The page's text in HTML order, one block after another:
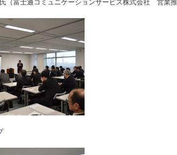
富士通コミュニケーションサービス株式会社 営業推